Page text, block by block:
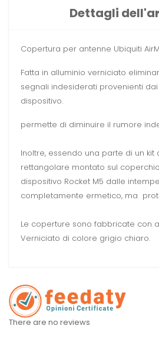
Dettagli
Copertura per antenne Ubiquiti
Fatta in alluminio verniciato
segnali indesiderati provenienti
dispositivo.
permette di diminuire il rumore
Inoltre, essendo una parte di un kit
rettangolare montato sul
dispositivo Rocket M5 dalle
completamente ermetico, ma
Le coperture sono fabbricate con
Verniciato di colore grigio chiaro.
There are no reviews